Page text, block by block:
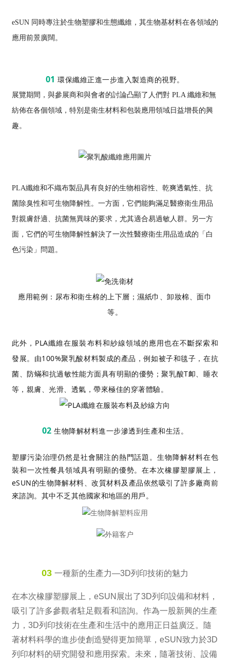
eSUN 同時專注於生物塑膠和生態纖維，其生物基材料在各領域的
應用前景廣闊。
01環保纖維正進一步進入製造商的視野。
展覽期間，與參展商和與會者的討論凸顯了人們對 PLA 纖維和無
紡佈在各個領域，特別是衛生材料和包裝應用領域日益增長的興
趣。
PLA纖維和不織布製品具有良好的生物相容性、乾爽透氣性、抗
菌除臭性和可生物降解性。一方面，它們能夠滿足醫療衛生用品
對親膚舒適、抗菌無異味的要求，尤其適合易過敏人群。另一方
面，它們的可生物降解性解決了一次性醫療衛生用品造成的「白
色污染」問題。
應用範例：尿布和衛生棉的上下層；濕紙巾、卸妝棉、面巾
等。
此外，PLA纖維在服裝布料和紗線領域的應用也在不斷探索和
發展。由100%聚乳酸材料製成的產品，例如被子和毯子，在抗
菌、防蟎和抗過敏性能方面具有明顯的優勢；聚乳酸T卹、睡衣
等，親膚、光滑、透氣，帶來極佳的穿著體驗。
02生物降解材料進一步滲透到生產和生活。
塑膠污染治理仍然是社會關注的熱門話題。生物降解材料在包
裝和一次性餐具領域具有明顯的優勢。在本次橡膠塑膠展上，
eSUN的生物降解材料、改質材料及產品依然吸引了許多廠商前
來諮詢。其中不乏其他國家和地區的用戶。
03 一種新的生產力—3D列印技術的魅力
在本次橡膠塑膠展上，eSUN展出了3D列印設備和材料，
吸引了許多參觀者駐足觀看和諮詢。作為一股新興的生產
力，3D列印技術在生產和生活中的應用正日益廣泛。隨
著材料科學的進步使創造變得更加簡單，eSUN致力於3D
列印材料的研究開發和應用探索。未來，隨著技術、設備